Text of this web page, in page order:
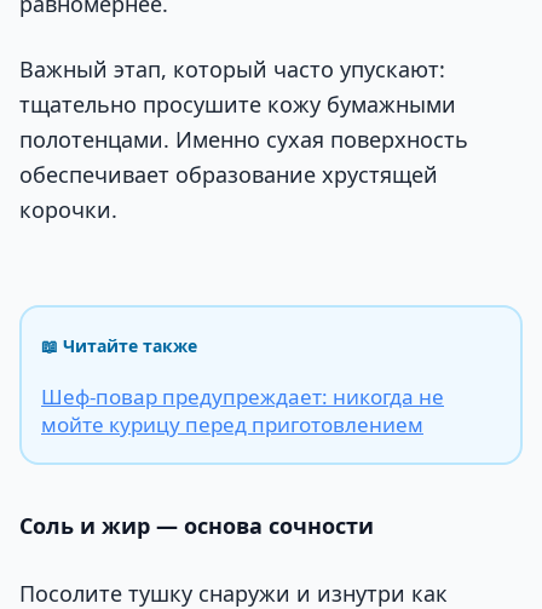
Важный этап, который часто упускают:
тщательно просушите кожу бумажными
полотенцами. Именно сухая поверхность
обеспечивает образование хрустящей
корочки.
📖 Читайте также
Шеф-повар предупреждает: никогда не
мойте курицу перед приготовлением
Соль и жир — основа сочности
Посолите тушку снаружи и изнутри как